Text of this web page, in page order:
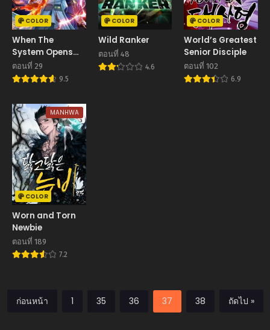
COLOR
When The
System Opens
After The Age Of
100
ตอนที่ 29
9.5
COLOR
Wild Ranker
ตอนที่ 48
4.6
COLOR
World’s Greatest
Senior Disciple
ตอนที่ 102
6.9
MANHWA
COLOR
Worn and Torn
Newbie
ตอนที่ 189
7.2
ก่อนหน้า 1 35 36 37 38 ถัดไป »